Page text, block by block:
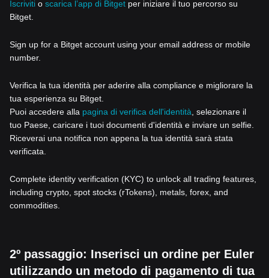
Iscriviti o scarica l’app di Bitget per iniziare il tuo percorso su
Bitget.
Sign up for a Bitget account using your email address or mobile
number.
Verifica la tua identità per aderire alla compliance e migliorare la
tua esperienza su Bitget.
Puoi accedere alla pagina di verifica dell'identità , selezionare il
tuo Paese, caricare i tuoi documenti d'identità e inviare un selfie.
Riceverai una notifica non appena la tua identità sarà stata
verificata.
Complete identity verification (KYC) to unlock all trading features,
including crypto, spot stocks (rTokens), metals, forex, and
commodities.
2º passaggio: Inserisci un ordine per Euler
utilizzando un metodo di pagamento di tua